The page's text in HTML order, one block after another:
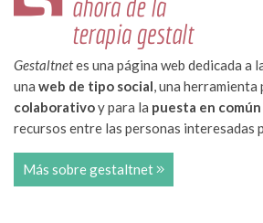
Gestaltnetes una página web dedicada a
una web de tipo social, una herramienta
colaborativoy para la puesta en común
recursos entre las personas interesadas
Más sobre gestaltnet